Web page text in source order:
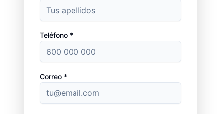
Teléfono *
Correo *